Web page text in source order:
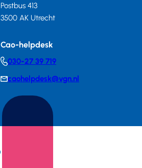
Postbus 413
3500 AK Utrecht
Cao-helpdesk
Telephonenumber
030-27 39 719
E-
mail
caohelpdesk@vgn.nl